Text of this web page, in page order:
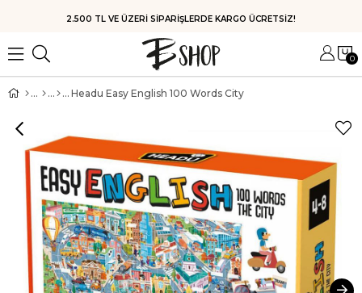
HIZLI KARGO
0
Headu Easy English 100 Words City